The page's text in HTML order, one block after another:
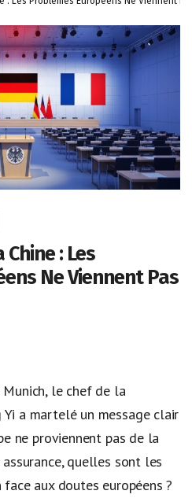
: Les
Ne Viennent Pas
le chef de la
a martelé un message clair
ne proviennent pas de la
quelles sont les
aux doutes européens ?